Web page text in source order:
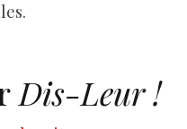
Dis-Leur !